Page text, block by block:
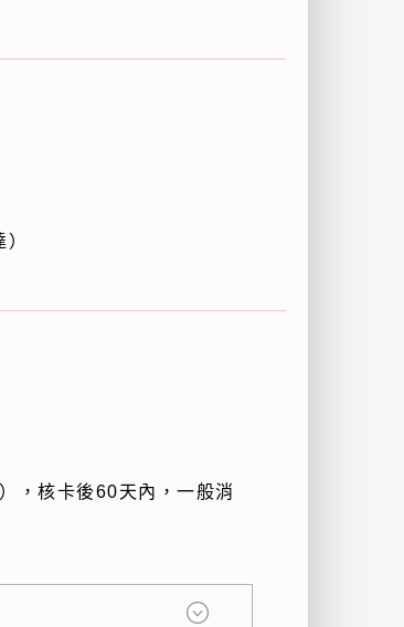
，核卡後60天內，一般消